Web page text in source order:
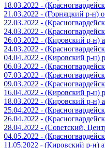
18.03.2022 -
21.03.2022 - (Горняцкий р-н)
22.03.2022 -
24.03.2022 -
26.03.2022 - (Кировский р-н)
24.03.2022 -
04.04.2022 - (Кировский р-н)
06.03.2022 -
07.03.2022 -
09.03.2022 -
16.04.2022 - (Кировский р-н)
18.03.2022 - (Кировский р-н)
25.04.2022 -
26.04.2022 -
28.04.2022 - (Советский,
04.05.2022 -
11.05.2022 - (Кировский р-н)